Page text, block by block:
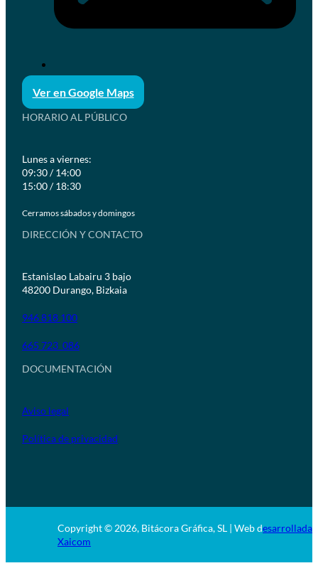
Ver en Google Maps
HORARIO AL PÚBLICO
Lunes a viernes:
09:30 / 14:00
15:00 / 18:30
Cerramos sábados y domingos
DIRECCIÓN Y CONTACTO
Estanislao Labairu 3 bajo
48200 Durango, Bizkaia
946 818 100
665 723 086
DOCUMENTACIÓN
Aviso legal
Política de privacidad
Copyright © 2026, Bitácora Gráfica, SL | Web desarrollada
Xaicom